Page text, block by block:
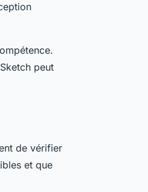
peut
de vérifier
et que